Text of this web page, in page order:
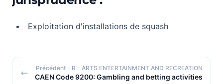
Exploitation d'installations de squash
Précédent - R - ARTS ENTERTAINMENT AND RECREATION
CAEN Code 9200: Gambling and betting activities